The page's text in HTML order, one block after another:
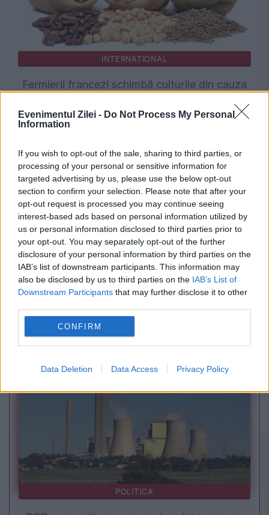
Evenimentul Zilei - Do Not Process My Personal
Information
If you wish to opt-out of the sale, sharing to third parties, or
processing of your personal or sensitive information for
targeted advertising by us, please use the below opt-out
section to confirm your selection. Please note that after your
opt-out request is processed you may continue seeing
interest-based ads based on personal information utilized by
us or personal information disclosed to third parties prior to
your opt-out. You may separately opt-out of the further
disclosure of your personal information by third parties on the
IAB’s list of downstream participants. This information may
also be disclosed by us to third parties on the IAB’s List of
Downstream Participants that may further disclose it to other
CONFIRM
Data Deletion Data Access Privacy Policy
INTERNATIONAL
Fermierii francezi schimbă culturile din cauza
INTERNATIONAL
Credeai că birocrația e doar un mit.
Funcționarii europeni spun că este colegul lor
de birou
POLITICA